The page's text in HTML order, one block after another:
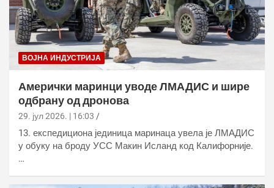
ВОЈНА ИНДУСТРИЈА
Амерички маринци уводе ЛМАДИС и шире
одбрану од дронова
29. јул 2026. | 16:03
13. експедициона јединица маринаца увела је ЛМАДИС
у обуку на броду УСС Макин Исланд код Калифорније.
…